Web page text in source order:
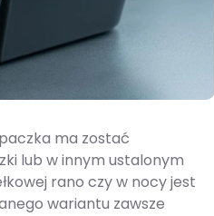
ma zostać
lub w innym ustalonym
rano czy w nocy jest
wariantu zawsze